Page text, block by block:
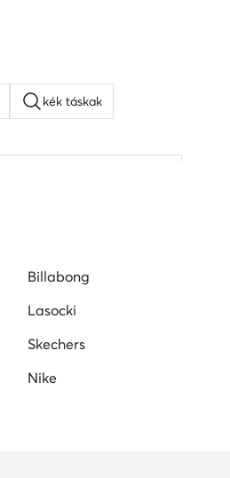
kék táskak
Billabong
Lasocki
Skechers
Nike